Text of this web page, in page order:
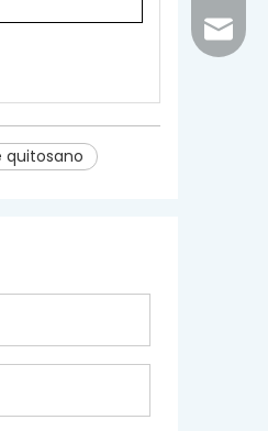
quitosano